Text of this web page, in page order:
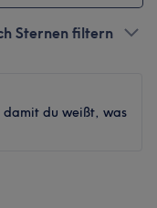
Sternen filtern
damit du weißt, was